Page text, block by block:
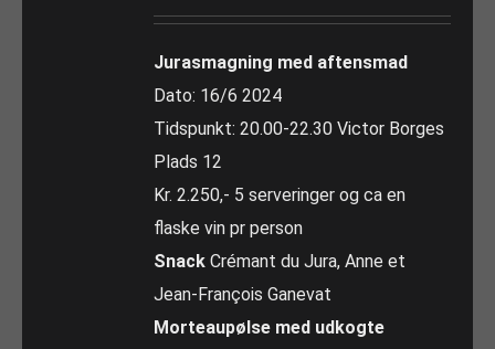
Jurasmagning med aftensmad
Dato: 16/6 2024
Tidspunkt: 20.00-22.30 Victor Borges
Plads 12
Kr. 2.250,- 5 serveringer og ca en
flaske vin pr person
SnackCrémant du Jura, Anne et
Jean-François Ganevat
Morteaupølse med udkogte